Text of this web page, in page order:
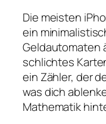
Die meisten
ein
Geldautomaten
schlichtes
ein Zähler, der
was dich
Mathematik